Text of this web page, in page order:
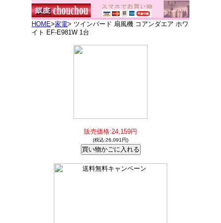
HOME>家電> ツインバード 扇風機 コアンダエア ホワ
イト EF-E981W 1台
販売価格:24,159円
(税込:26,091円)